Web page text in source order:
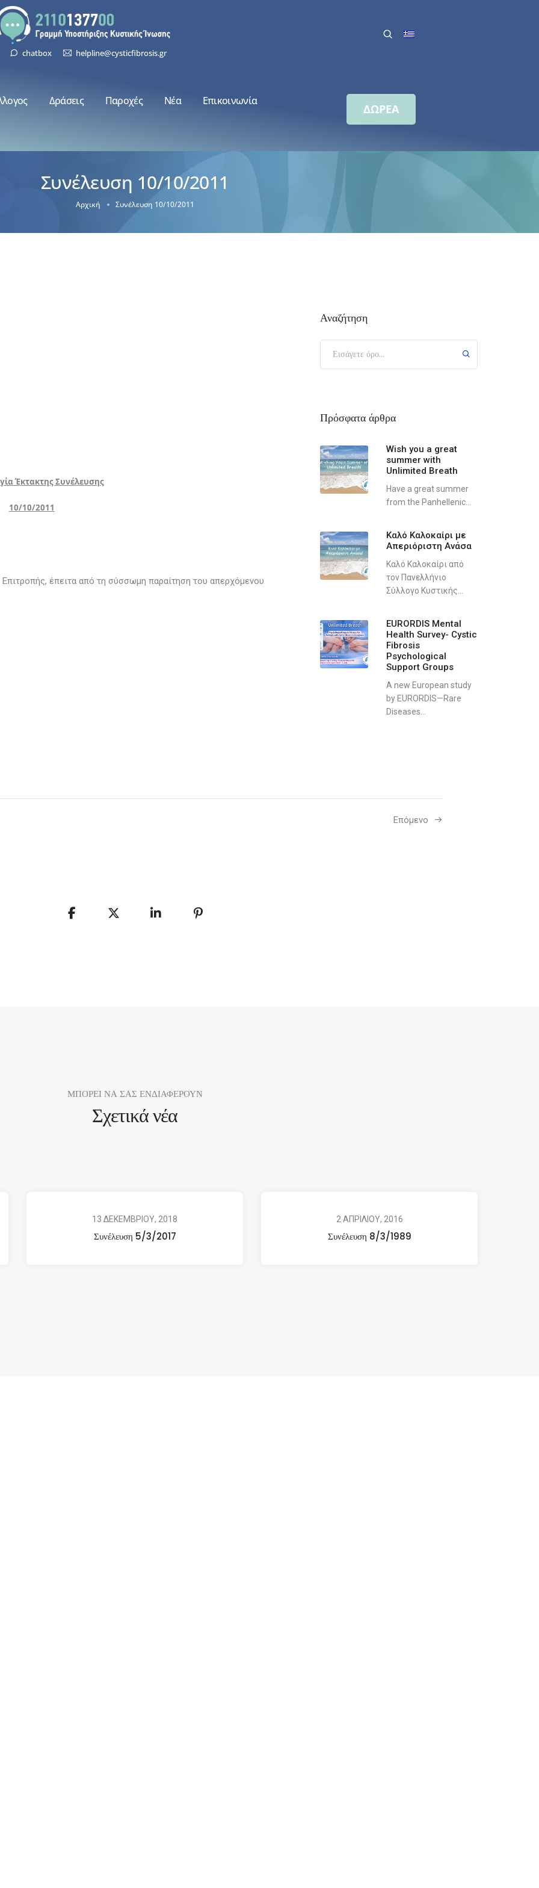
chatbox helpline@cysticfibrosis.gr
Δράσεις Παροχές Νέα Επικοινωνία
ΔΩΡΕΑ
Συνέλευση 10/10/2011
Αρχική Συνέλευση 10/10/2011
Έκτακτης Συνέλευσης
10/10/2011
Επιτροπής, έπειτα από τη σύσσωμη παραίτηση του απερχόμενου
Αναζήτηση
Πρόσφατα άρθρα
Wish you a great
summer with
Unlimited Breath
Have a great summer
from the Panhellenic...
Καλό Καλοκαίρι με
Απεριόριστη Ανάσα
Καλό Καλοκαίρι από
τον Πανελλήνιο
Σύλλογο Κυστικής...
EURORDIS Mental
Health Survey- Cystic
Fibrosis
Psychological
Support Groups
A new European study
by EURORDIS—Rare
Diseases...
Επόμενο
ΜΠΟΡΕΙ ΝΑ ΣΑΣ ΕΝΔΙΑΦΕΡΟΥΝ
Σχετικά νέα
13 ΔΕΚΕΜΒΡΙΟΥ, 2018
Συνέλευση 5/3/2017
2 ΑΠΡΙΛΙΟΥ, 2016
Συνέλευση 8/3/1989